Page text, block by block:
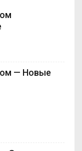
— Новые